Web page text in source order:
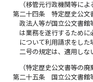
（移管元行政機関等によ
第二十四条
特定歴史公文
政法人等が国立公文書館
は業務を遂行するため
について利用請求をし
二号の規定は、適用しな
（特定歴史公文書等の廃
第二十五条
国立公文書館